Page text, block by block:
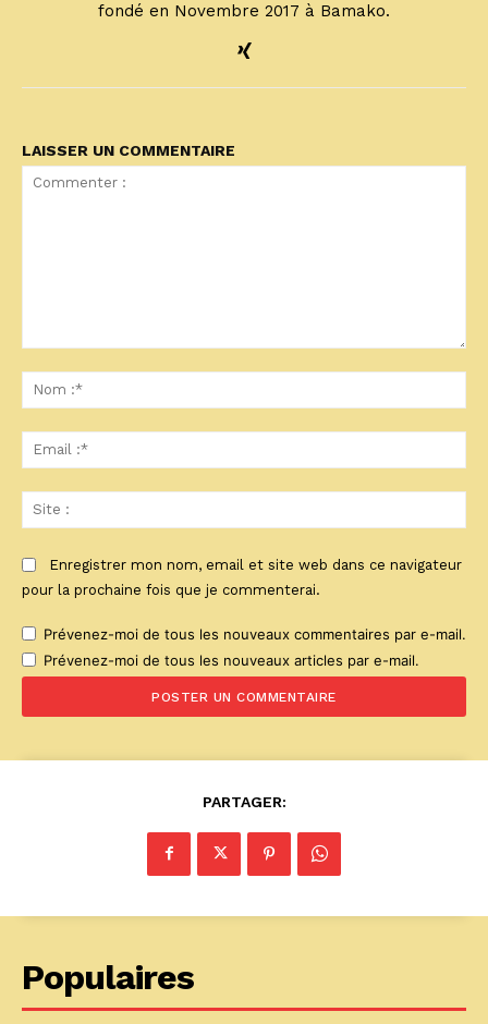
fondé en Novembre 2017 à Bamako.
LAISSER UN COMMENTAIRE
:*
:*
:
Enregistrer mon nom, email et site web dans ce navigateur
pour la prochaine fois que je commenterai.
Prévenez-moi de tous les nouveaux commentaires par e-mail.
Prévenez-moi de tous les nouveaux articles par e-mail.
PARTAGER:
Populaires